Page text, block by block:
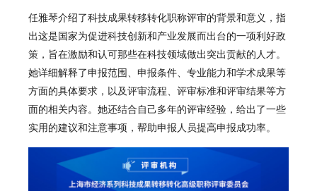
任雅琴介绍了科技成果转移转化职称评审的背景和意义，指
出这是国家为促进科技创新和产业发展而出台的一项利好政
策，旨在激励和认可那些在科技领域做出突出贡献的人才。
她详细解释了申报范围、申报条件、专业能力和学术成果等
方面的具体要求，以及评审流程、评审标准和评审结果等方
面的相关内容。她还结合自己多年的评审经验，给出了一些
实用的建议和注意事项，帮助申报人员提高申报成功率。